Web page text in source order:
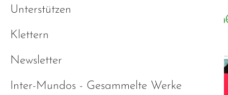
Erfahrungen und
Unterstützen
Klettern
Newsletter
Inter-Mundos - Gesammelte Werke